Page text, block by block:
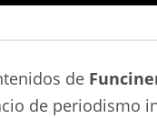
de
de periodismo